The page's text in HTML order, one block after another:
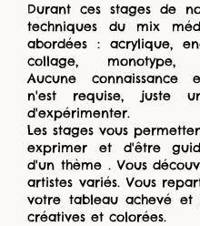
Durant ces stages de
techniques du mix
abordées : acrylique,
collage, monotype,
Aucune connaissance
n'est requise, juste
d'expérimenter.
Les stages vous
exprimer et d'être
d'un thème . Vous
artistes variés. Vous
votre tableau achevé et
créatives et colorées.